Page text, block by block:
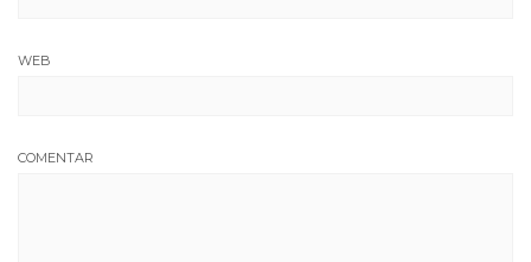
WEB
COMENTAR